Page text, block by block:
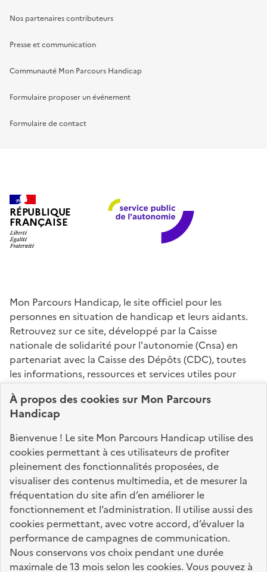
À propos descookiessur Mon Parcours
Handicap
Bienvenue ! Le site Mon Parcours Handicap utilise des
cookies permettant à ces utilisateurs de profiter
pleinement des fonctionnalités proposées, de
visualiser des contenus multimedia, et de mesurer la
fréquentation du site afin d’en améliorer le
fonctionnement et l’administration. Il utilise aussi des
cookies permettant, avec votre accord, d’évaluer la
performance de campagnes de communication.
Nous conservons vos choix pendant une durée
maximale de 13 mois selon les cookies. Vous pouvez à
Nos partenaires contributeurs
Presse et communication
Communauté Mon Parcours Handicap
Formulaire proposer un événement
Formulaire de contact
RÉPUBLIQUE
FRANÇAISE
Mon Parcours Handicap, le site officiel pour les
personnes en situation de handicap et leurs aidants.
Retrouvez sur ce site, développé par la Caisse
nationale de solidarité pour l'autonomie (Cnsa) en
partenariat avec la Caisse des Dépôts (CDC), toutes
les informations, ressources et services utiles pour
connaître vos droits, effectuer vos démarches,
identifier vos interlocuteurs.
Nos sites partenaires
info.gouv.fr service-public.fr legifrance.gouv.fr
data.gouv.fr
Nos partenaires
La Caisse des Dépôts
accompagne les parcours
de vie